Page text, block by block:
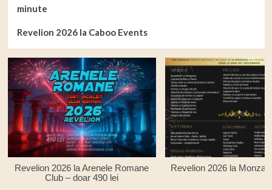
minute
Revelion 2026 la Caboo Events
Revelion 2026 la Arenele Romane
Club – doar 490 lei
Revelion 2026 la Monza